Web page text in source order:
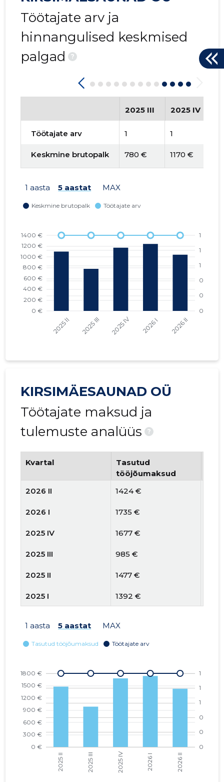
Töötajate arv ja
hinnangulised keskmised
palgad
?
2025 III 2025 IV
Töötajate arv 1 1
Keskmine brutopalk 780 € 1170 €
1 aasta 5 aastat MAX
KIRSIMÄESAUNAD OÜ
Töötajate maksud ja
tulemuste analüüs
?
Kvartal
Tasutud
tööjõumaksud
2026 II
1424 €
2026 I 1735 €
2025 IV 1677 €
2025 III 985 €
2025 II 1477 €
2025 I 1392 €
1333 €
2023 IV 898 €
2023 III
2023 II
1075 €
1 aasta 5 aastat MAX